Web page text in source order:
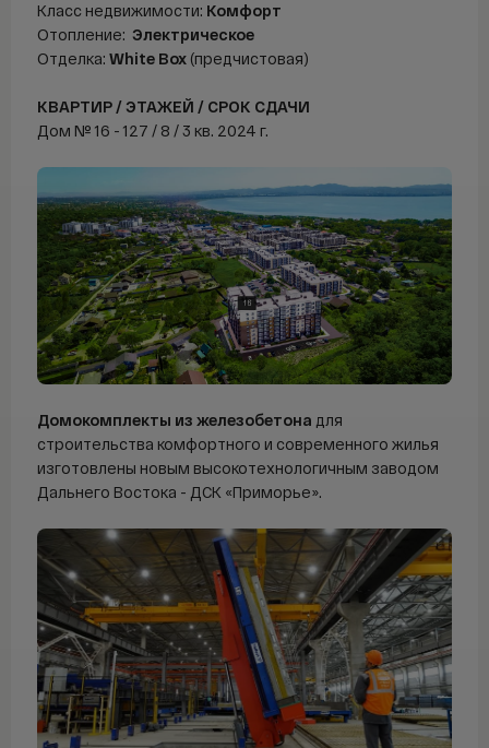
Класс недвижимости: Комфорт
Отопление: Электрическое
Отделка: White Box (предчистовая)
КВАРТИР / ЭТАЖЕЙ / СРОК СДАЧИ
Дом № 16 - 127 / 8 / 3 кв. 2024 г.
Домокомплекты из железобетона для
строительства комфортного и современного жилья
изготовлены новым высокотехнологичным заводом
Дальнего Востока - ДСК «Приморье».